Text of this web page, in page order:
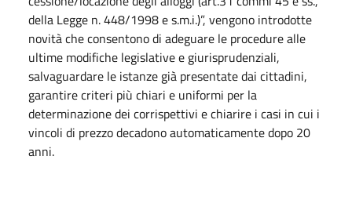
della Legge n. 448/1998 e s.m.i.)”, vengono introdotte
novità che consentono di adeguare le procedure alle
ultime modifiche legislative e giurisprudenziali,
salvaguardare le istanze già presentate dai cittadini,
garantire criteri più chiari e uniformi per la
determinazione dei corrispettivi e chiarire i casi in cui i
vincoli di prezzo decadono automaticamente dopo 20
anni.